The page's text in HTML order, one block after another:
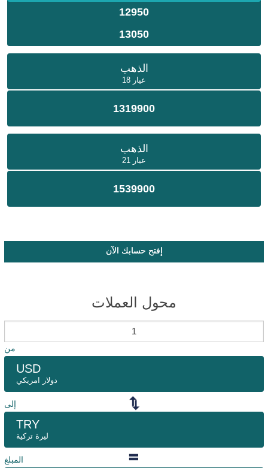
12950
13050
الذهب
عيار 18
1319900
الذهب
عيار 21
1539900
إفتح حسابك الآن
محول العملات
من
USD
دولار امريكي
إلى
TRY
ليرة تركية
المبلغ